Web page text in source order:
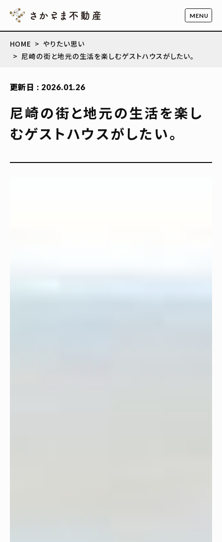
HOME
やりたい思い
尼崎の街と地元の生活を楽しむゲストハウスがしたい。
更新日 : 2026.01.26
尼崎の街と地元の生活を楽し
むゲストハウスがしたい。